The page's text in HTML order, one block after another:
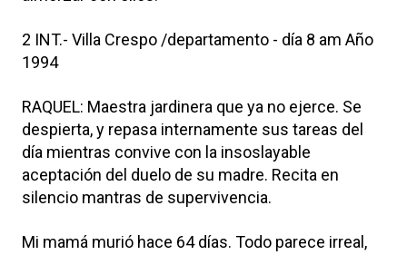
2 INT.- Villa Crespo /departamento - día 8 am Año
1994
RAQUEL: Maestra jardinera que ya no ejerce. Se
despierta, y repasa internamente sus tareas del
día mientras convive con la insoslayable
aceptación del duelo de su madre. Recita en
silencio mantras de supervivencia.
Mi mamá murió hace 64 días. Todo parece irreal,